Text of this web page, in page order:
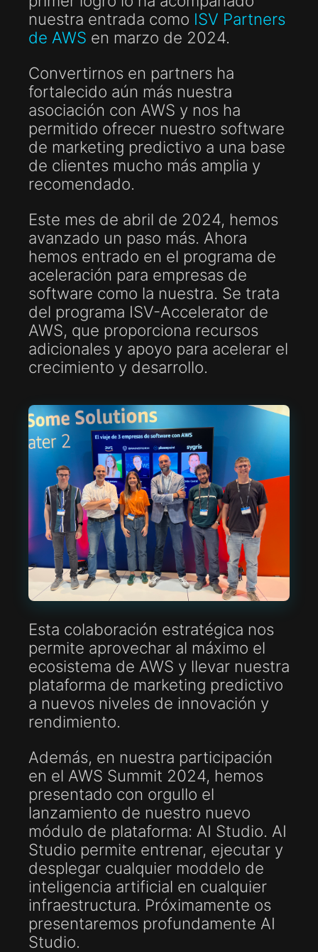
nuestra entrada como ISV Partners
de AWS en marzo de 2024.
Convertirnos en partners ha
fortalecido aún más nuestra
asociación con AWS y nos ha
permitido ofrecer nuestro software
de marketing predictivo a una base
de clientes mucho más amplia y
recomendado.
Este mes de abril de 2024, hemos
avanzado un paso más. Ahora
hemos entrado en el programa de
aceleración para empresas de
software como la nuestra. Se trata
del programa ISV-Accelerator de
AWS, que proporciona recursos
adicionales y apoyo para acelerar el
crecimiento y desarrollo.
Esta colaboración estratégica nos
permite aprovechar al máximo el
ecosistema de AWS y llevar nuestra
plataforma de marketing predictivo
a nuevos niveles de innovación y
rendimiento.
Además, en nuestra participación
en el AWS Summit 2024, hemos
presentado con orgullo el
lanzamiento de nuestro nuevo
módulo de plataforma: AI Studio. AI
Studio permite entrenar, ejecutar y
desplegar cualquier moddelo de
inteligencia artificial en cualquier
infraestructura. Próximamente os
presentaremos profundamente AI
Studio.